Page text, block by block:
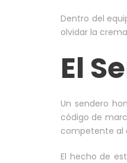
Dentro del
olvidar la
El
Un sendero
código de
competente al
El hecho de